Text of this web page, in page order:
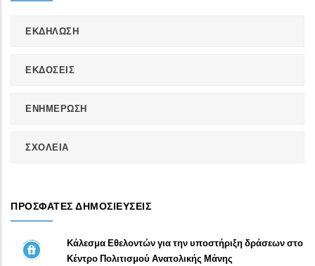
ΕΚΔΗΛΩΣΗ
ΕΚΔΟΣΕΙΣ
ΕΝΗΜΕΡΩΣΗ
ΣΧΟΛΕΙΑ
ΠΡΌΣΦΑΤΕΣ ΔΗΜΟΣΙΕΎΣΕΙΣ
Κάλεσμα Εθελοντών για την υποστήριξη δράσεων στο
Κέντρο Πολιτισμού Ανατολικής Μάνης